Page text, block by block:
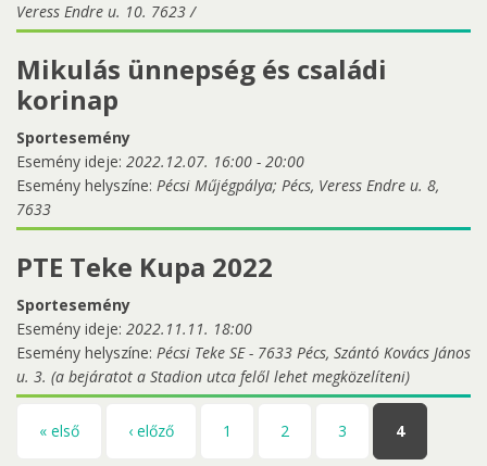
Veress Endre u. 10. 7623 /
Mikulás ünnepség és családi
korinap
Sportesemény
Esemény ideje: 2022.12.07. 16:00 - 20:00
Esemény helyszíne: Pécsi Műjégpálya; Pécs, Veress Endre u. 8,
7633
PTE Teke Kupa 2022
Sportesemény
Esemény ideje: 2022.11.11. 18:00
Esemény helyszíne: Pécsi Teke SE - 7633 Pécs, Szántó Kovács János
u. 3. (a bejáratot a Stadion utca felől lehet megközelíteni)
Oldalak
« első ‹ előző 1 2 3 4